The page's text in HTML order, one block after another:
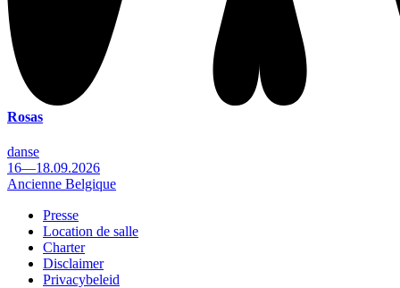
Rosas
danse
16—18.09.2026
Ancienne Belgique
Footer
Presse
Location de salle
Charter
Disclaimer
Privacybeleid